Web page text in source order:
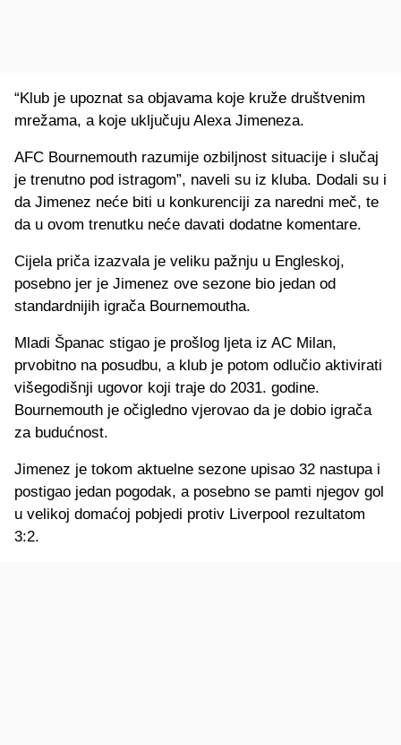
“Klub je upoznat sa objavama koje kruže društvenim
mrežama, a koje uključuju Alexa Jimeneza.
AFC Bournemouth razumije ozbiljnost situacije i slučaj
je trenutno pod istragom”, naveli su iz kluba. Dodali su i
da Jimenez neće biti u konkurenciji za naredni meč, te
da u ovom trenutku neće davati dodatne komentare.
Cijela priča izazvala je veliku pažnju u Engleskoj,
posebno jer je Jimenez ove sezone bio jedan od
standardnijih igrača Bournemoutha.
Mladi Španac stigao je prošlog ljeta iz AC Milan,
prvobitno na posudbu, a klub je potom odlučio aktivirati
višegodišnji ugovor koji traje do 2031. godine.
Bournemouth je očigledno vjerovao da je dobio igrača
za budućnost.
Jimenez je tokom aktuelne sezone upisao 32 nastupa i
postigao jedan pogodak, a posebno se pamti njegov gol
u velikoj domaćoj pobjedi protiv Liverpool rezultatom
3:2.